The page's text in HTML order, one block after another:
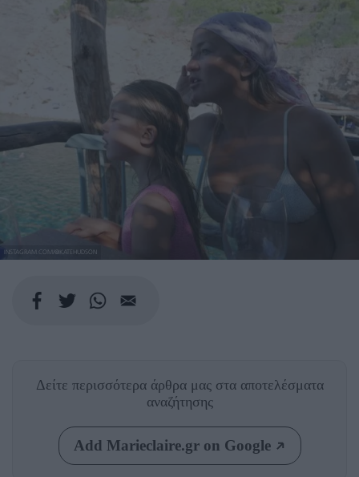
INSTAGRAM.COM/@KATEHUDSON
Δείτε περισσότερα άρθρα μας στα αποτελέσματα
αναζήτησης
Add Marieclaire.gr on Google